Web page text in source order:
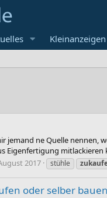
Kleinanzeigen
jemand ne Quelle nennen,
Eigenfertigung mitlackieren
2017 stühle
oder selber bauen